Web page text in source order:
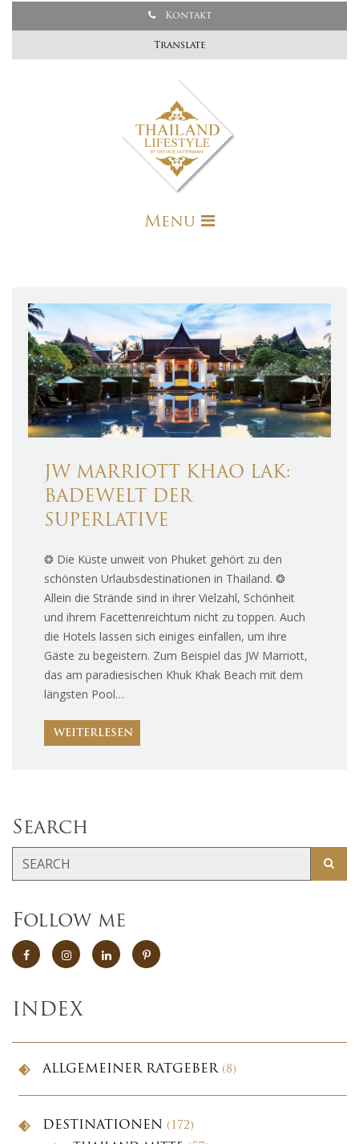
Kontakt
Translate
Menu
JW MARRIOTT KHAO LAK:
BADEWELT DER
SUPERLATIVE
❂ Die Küste unweit von Phuket gehört zu den
schönsten Urlaubsdestinationen in Thailand. ❂
Allein die Strände sind in ihrer Vielzahl, Schönheit
und ihrem Facettenreichtum nicht zu toppen. Auch
die Hotels lassen sich einiges einfallen, um ihre
Gäste zu begeistern. Zum Beispiel das JW Marriott,
das am paradiesischen Khuk Khak Beach mit dem
längsten Pool…
WEITERLESEN
Search
Follow me
INDEX
ALLGEMEINER RATGEBER(8)
DESTINATIONEN (172)